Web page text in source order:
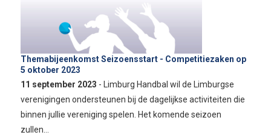
Themabijeenkomst Seizoensstart - Competitiezaken op
5 oktober 2023
11 september 2023 - Limburg Handbal wil de Limburgse
verenigingen ondersteunen bij de dagelijkse activiteiten die
binnen jullie vereniging spelen. Het komende seizoen
zullen…